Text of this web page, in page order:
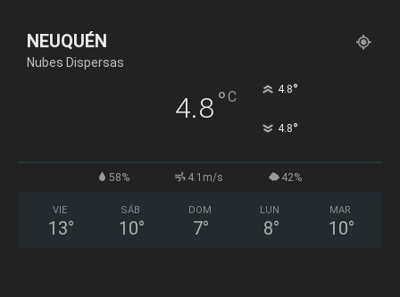
NEUQUÉN
Nubes Dispersas
4.8°C 4.8°
4.8°
58% 4.1m/s 42%
VIE
13°
SÁB
10°
DOM
7°
LUN
8°
MAR
10°